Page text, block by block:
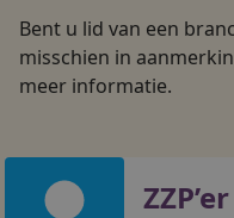
Bent u lid van een
misschien in
meer informatie.